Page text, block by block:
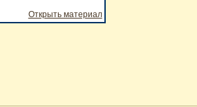
Открыть материал